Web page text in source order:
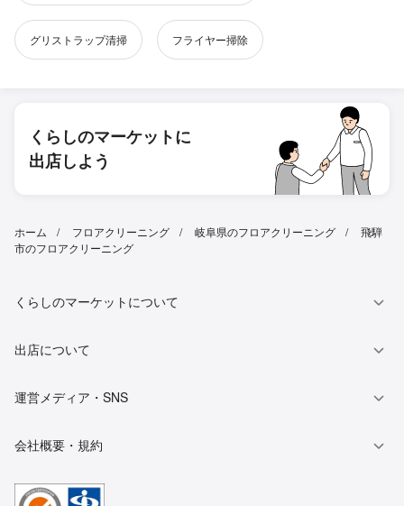
グリストラップ清掃 フライヤー掃除
くらしのマーケットに
出店しよう
ホーム フロアクリーニング 岐阜県のフロアクリーニング
飛騨
市のフロアクリーニング
くらしのマーケットについて
出店について
運営メディア・SNS
会社概要・規約